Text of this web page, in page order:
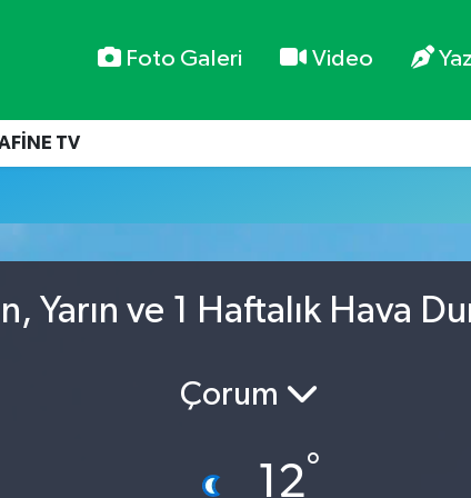
Foto Galeri Video
TV
Yarın ve 1 Haftalık Hava
Çorum
12°